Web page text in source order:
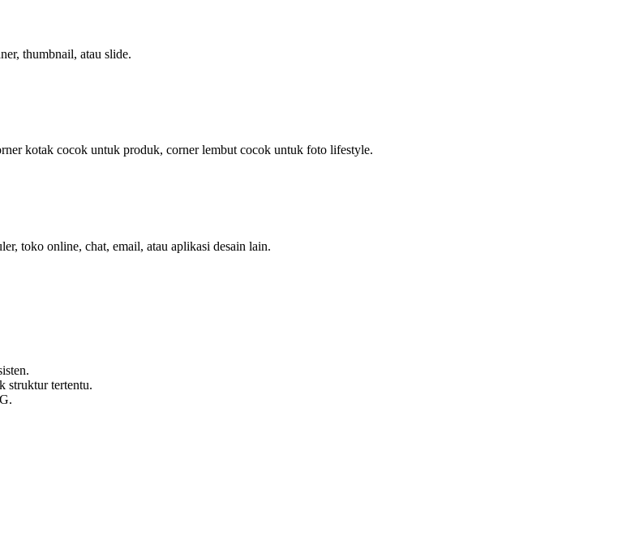
thumbnail, atau slide.
kotak cocok untuk produk, corner lembut cocok untuk foto lifestyle.
toko online, chat, email, atau aplikasi desain lain.
struktur tertentu.